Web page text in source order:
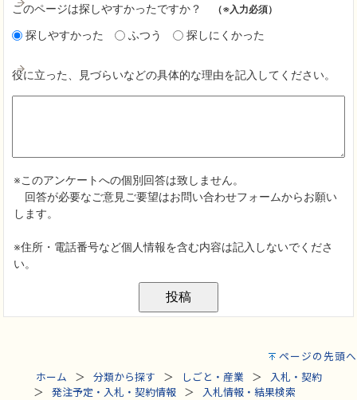
ページの先頭へ
ホーム
分類から探す しごと・産業
入札・契約
発注予定・入札・契約情報
入札情報・結果検索